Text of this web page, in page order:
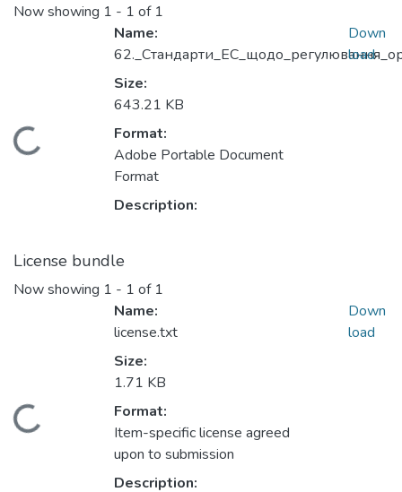
Now showing 1 - 1 of 1
Loading...
Name:
Size:
643.21 KB
Format:
Adobe Portable Document
Format
Description:
Down
load
License bundle
Now showing 1 - 1 of 1
Loading...
Name:
license.txt
Size:
1.71 KB
Format:
Item-specific license agreed
upon to submission
Description:
Down
load